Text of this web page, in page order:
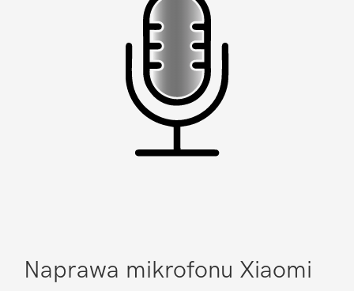
Naprawa mikrofonu Xiaomi